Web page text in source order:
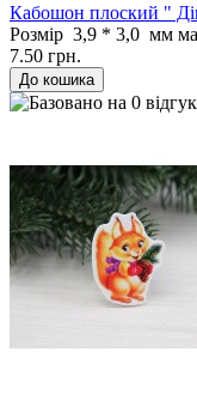
Кабошон плоский "
Розмір 3,9 * 3,0 мм
7.50 грн.